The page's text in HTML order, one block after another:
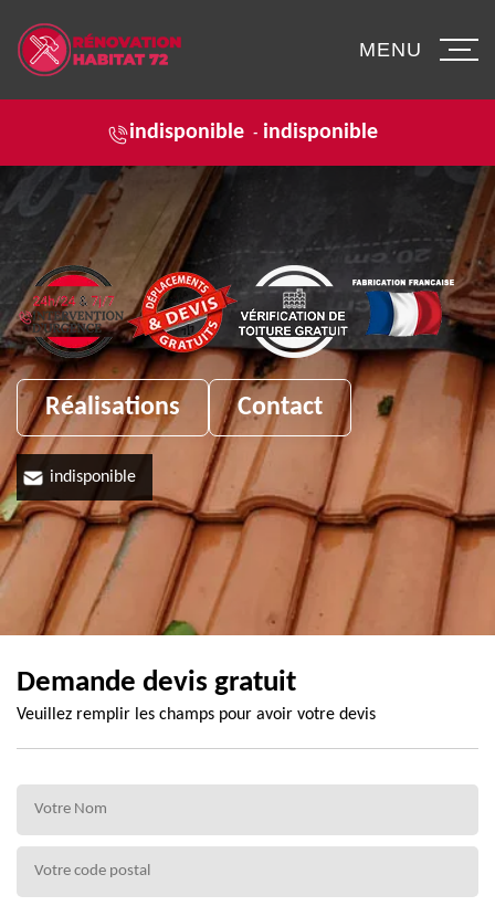
indisponible - indisponible
MENU
Réalisations Contact
indisponible
Demande devis gratuit
Veuillez remplir les champs pour avoir votre devis